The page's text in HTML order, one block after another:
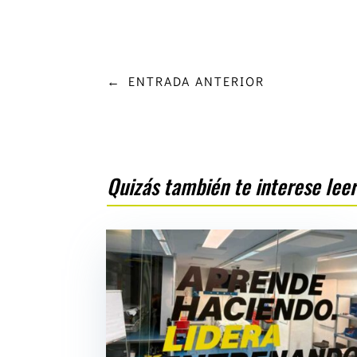
← ENTRADA ANTERIOR
Quizás también te interese